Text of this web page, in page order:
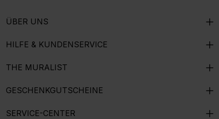
ÜBER UNS
HILFE & KUNDENSERVICE
THE MURALIST
GESCHENKGUTSCHEINE
SERVICE-CENTER